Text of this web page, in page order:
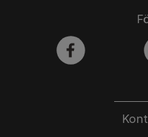
facebook